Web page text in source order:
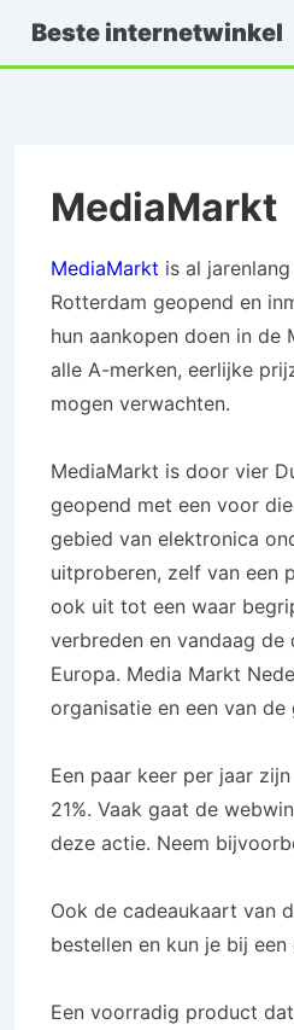
Doorgaan
Beste internetwinkel
MediaMarkt
MediaMarkt is al
Rotterdam geopend en
hun aankopen doen in
alle A-merken, eerlijke
mogen verwachten.
MediaMarkt is door vier
geopend met een voor
gebied van elektronica
uitproberen, zelf van een
ook uit tot een waar
verbreden en vandaag
Europa. Media Markt
organisatie en een van
Een paar keer per jaar
21%. Vaak gaat de
deze actie. Neem
Ook de cadeaukaart van
bestellen en kun je bij
Een voorradig product